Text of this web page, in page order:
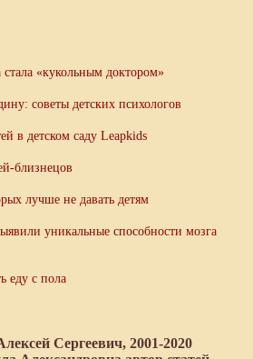
«кукольным доктором»
советы детских психологов
в детском саду Leapkids
близнецов
лучше не давать детям
уникальные способности мозга
еду с пола
Сергеевич, 2001-2020